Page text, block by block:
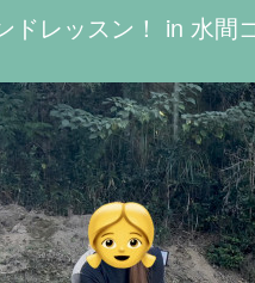
ドレッスン！ in 水間